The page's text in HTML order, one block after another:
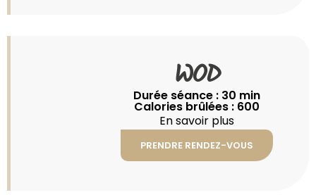
WOD
Durée séance : 30 min
Calories brûlées : 600
En savoir plus
PRENDRE RENDEZ-VOUS